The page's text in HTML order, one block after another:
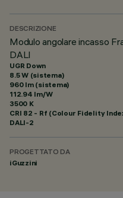
DESCRIZIONE
Modulo angolare incasso
DALI
UGR Down
8.5 W (sistema)
960 lm (sistema)
112.94 lm/W
3500 K
CRI 82 - Rf (Colour Fidelity
DALI-2
PROGETTATO DA
iGuzzini